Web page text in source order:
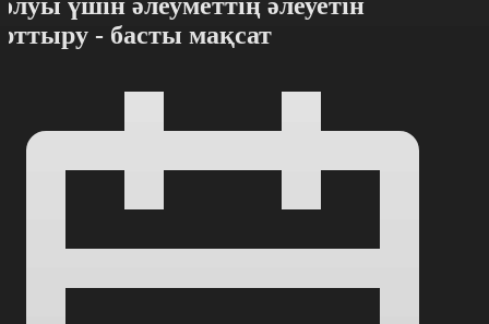
- басты мақсат